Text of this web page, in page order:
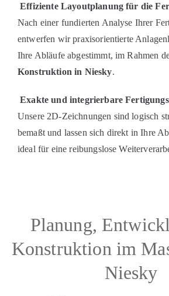
Effiziente Layoutplanung für die
Nach einer fundierten Analyse Ihrer
entwerfen wir praxisorientierte
Ihre Abläufe abgestimmt, im Rahmen
Konstruktion in Niesky.
Exakte und integrierbare
Unsere 2D-Zeichnungen sind logisch
bemaßt und lassen sich direkt in Ihre
ideal für eine reibungslose
Planung,
Konstruktion im
Niesky